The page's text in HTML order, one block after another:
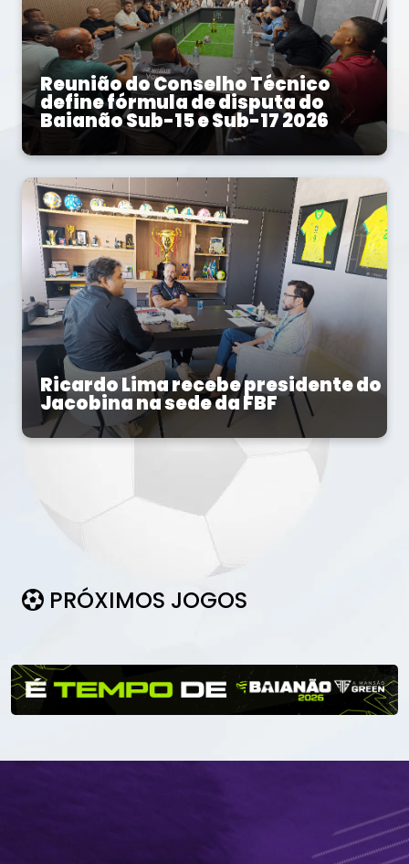
Reunião do Conselho Técnico
define fórmula de disputa do
Baianão Sub-15 e Sub-17 2026
Ricardo Lima recebe presidente do
Jacobina na sede da FBF
PRÓXIMOS JOGOS